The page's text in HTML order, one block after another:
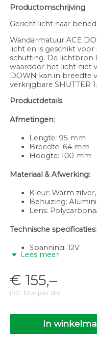
Productomschrijving
Gericht licht naar
Wandarmatuur ACE
licht en is geschikt
schutting. De lichtbron
waardoor het licht niet
DOWN kan in breedte
verkrijgbare SHUTTER 1.
Productdetails
Afmetingen:
Lengte: 95 mm
Breedte: 64 mm
Hoogte: 100 mm
Materiaal & Afwerking:
Kleur: Warm
Behuizing:
Lens:
Technische specificaties:
Spanning: 12V
Vermogen: 3W
Lichtbron: LED
Branduren: 25000
Licht type: Direct
Lichtkleur: Warm
Lichtrichting: Naar
Lees meer
€ 155,–
incl. btw per stk
In